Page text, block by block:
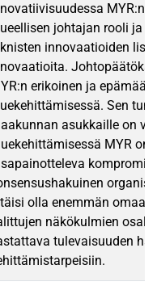
MYR:n
johtajan rooli ja
innovaatioiden
erikoinen ja
Sen
asukkaille on
MYR on
olla enemmän omaa
näkökulmien
tulevaisuuden